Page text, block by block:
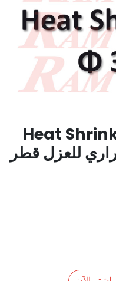
Heat
للعزل قطر